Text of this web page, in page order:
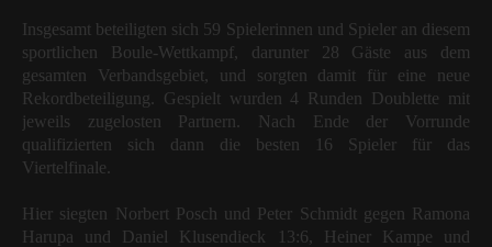
Insgesamt beteiligten sich 59 Spielerinnen und Spieler an diesem
sportlichen Boule-Wettkampf, darunter 28 Gäste aus dem
gesamten Verbandsgebiet, und sorgten damit für eine neue
Rekordbeteiligung. Gespielt wurden 4 Runden Doublette mit
jeweils zugelosten Partnern. Nach Ende der Vorrunde
qualifizierten sich dann die besten 16 Spieler für das
Viertelfinale.
Hier siegten Norbert Posch und Peter Schmidt gegen Ramona
Harupa und Daniel Klusendieck 13:6, Heiner Kampe und